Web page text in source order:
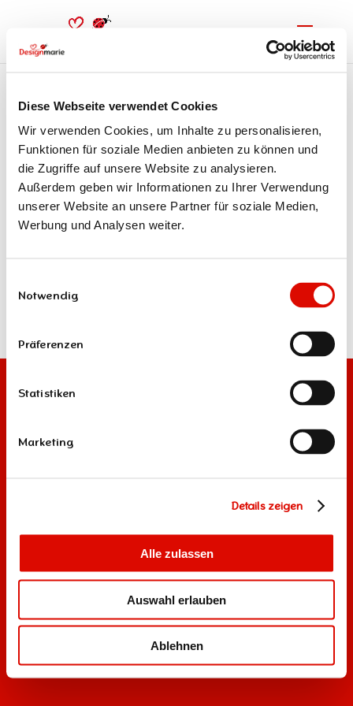
Diese Webseite verwendet Cookies
Wir verwenden Cookies, um Inhalte zu personalisieren,
Funktionen für soziale Medien anbieten zu können und
die Zugriffe auf unsere Website zu analysieren.
Außerdem geben wir Informationen zu Ihrer Verwendung
unserer Website an unsere Partner für soziale Medien,
Werbung und Analysen weiter.
Notwendig
Präferenzen
Statistiken
Marketing
Details zeigen
Alle zulassen
Auswahl erlauben
Ablehnen
Suchen
Recent Posts